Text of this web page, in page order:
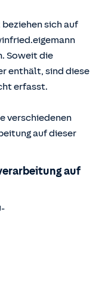
sich auf
Soweit die
enthält, sind diese
erfasst.
verschiedenen
auf dieser
auf